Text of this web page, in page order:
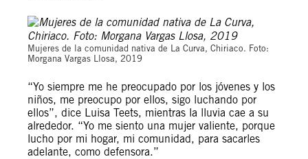
Mujeres de la comunidad nativa de La Curva, Chiriaco. Foto:
Morgana Vargas Llosa, 2019
“Yo siempre me he preocupado por los jóvenes y los
niños, me preocupo por ellos, sigo luchando por
ellos”, dice Luisa Teets, mientras la lluvia cae a su
alrededor. “Yo me siento una mujer valiente, porque
lucho por mi hogar, mi comunidad, para sacarles
adelante, como defensora.”